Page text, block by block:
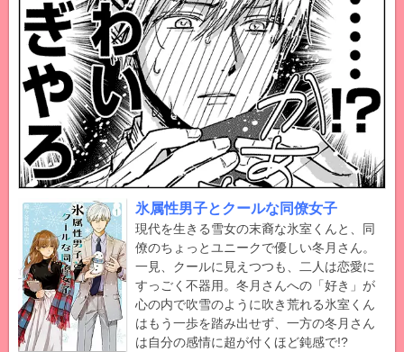
氷属性男子とクールな同僚女子
現代を生きる雪女の末裔な氷室くんと、同
僚のちょっとユニークで優しい冬月さん。
一見、クールに見えつつも、二人は恋愛に
すっごく不器用。冬月さんへの「好き」が
心の内で吹雪のように吹き荒れる氷室くん
はもう一歩を踏み出せず、一方の冬月さん
は自分の感情に超が付くほど鈍感で!?